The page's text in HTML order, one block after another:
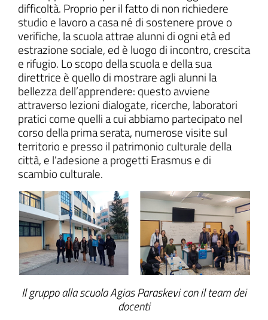
difficoltà. Proprio per il fatto di non richiedere
studio e lavoro a casa né di sostenere prove o
verifiche, la scuola attrae alunni di ogni età ed
estrazione sociale, ed è luogo di incontro, crescita
e rifugio. Lo scopo della scuola e della sua
direttrice è quello di mostrare agli alunni la
bellezza dell’apprendere: questo avviene
attraverso lezioni dialogate, ricerche, laboratori
pratici come quelli a cui abbiamo partecipato nel
corso della prima serata, numerose visite sul
territorio e presso il patrimonio culturale della
città, e l’adesione a progetti Erasmus e di
scambio culturale.
Il gruppo alla scuola Agias Paraskevi con il team dei
docenti